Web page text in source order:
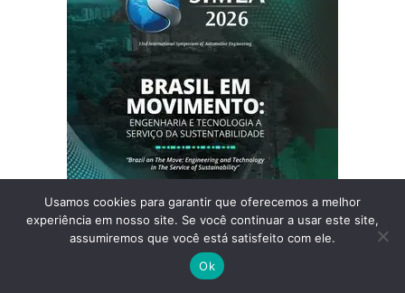
Usamos cookies para garantir que oferecemos a melhor
experiência em nosso site. Se você continuar a usar este site,
assumiremos que você está satisfeito com ele.
Ok